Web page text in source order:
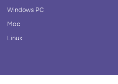
Windows PC
Mac
Linux